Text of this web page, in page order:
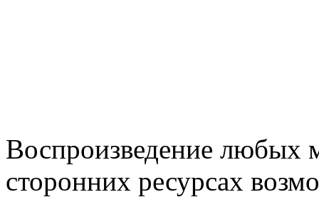
Воспроизведение любых
сторонних ресурсах